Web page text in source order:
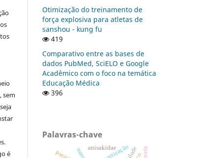
sem
é
Otimização do treinamento de
força explosiva para atletas de
sanshou - kung fu
419
Comparativo entre as bases de
dados PubMed, SciELO e Google
Acadêmico com o foco na temática
Educação Médica
396
Palavras-chave
anisakidae